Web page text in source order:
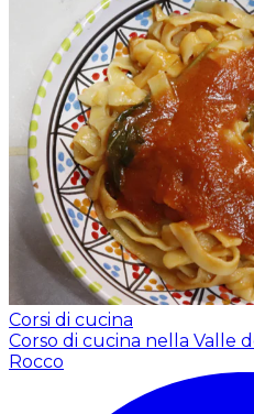
Corsi di cucina
Corso di cucina nella Valle
Rocco